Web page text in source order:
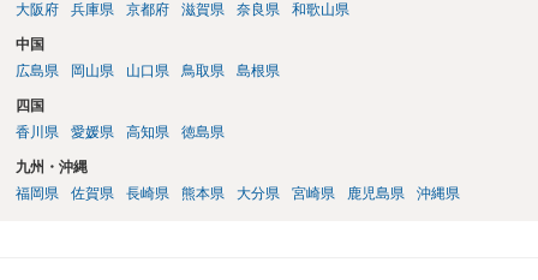
大阪府
兵庫県 京都府 滋賀県 奈良県 和歌山県
中国
広島県
岡山県 山口県 鳥取県 島根県
四国
香川県
愛媛県 高知県 徳島県
九州・沖縄
福岡県
佐賀県 長崎県 熊本県 大分県 宮崎県 鹿児島県 沖縄県